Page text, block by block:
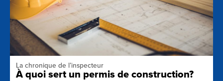
La chronique de l’inspecteur
À quoi sert un permis de construction?